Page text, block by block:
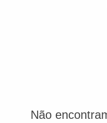
Não